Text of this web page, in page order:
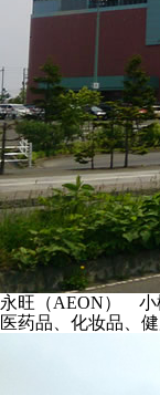
永旺（AEON） 小
医药品、化妆品、